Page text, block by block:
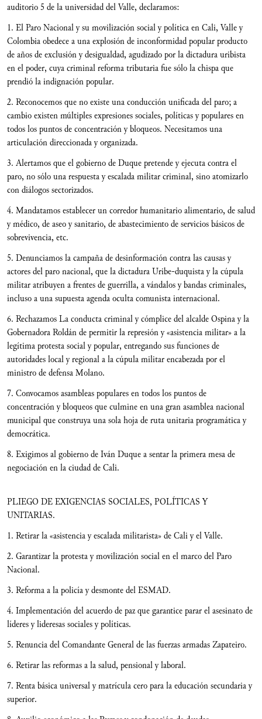
auditorio 5 de la universidad del Valle, declaramos:
1. El Paro Nacional y su movilización social y política en Cali, Valle y
Colombia obedece a una explosión de inconformidad popular producto
de años de exclusión y desigualdad, agudizado por la dictadura uribista
en el poder, cuya criminal reforma tributaria fue sólo la chispa que
prendió la indignación popular.
2. Reconocemos que no existe una conducción unificada del paro; a
cambio existen múltiples expresiones sociales, políticas y populares en
todos los puntos de concentración y bloqueos. Necesitamos una
articulación direccionada y organizada.
3. Alertamos que el gobierno de Duque pretende y ejecuta contra el
paro, no sólo una respuesta y escalada militar criminal, sino atomizarlo
con diálogos sectorizados.
4. Mandatamos establecer un corredor humanitario alimentario, de salud
y médico, de aseo y sanitario, de abastecimiento de servicios básicos de
sobrevivencia, etc.
5. Denunciamos la campaña de desinformación contra las causas y
actores del paro nacional, que la dictadura Uribe-duquista y la cúpula
militar atribuyen a frentes de guerrilla, a vándalos y bandas criminales,
incluso a una supuesta agenda oculta comunista internacional.
6. Rechazamos La conducta criminal y cómplice del alcalde Ospina y la
Gobernadora Roldán de permitir la represión y «asistencia militar» a la
legítima protesta social y popular, entregando sus funciones de
autoridades local y regional a la cúpula militar encabezada por el
ministro de defensa Molano.
7. Convocamos asambleas populares en todos los puntos de
concentración y bloqueos que culmine en una gran asamblea nacional
municipal que construya una sola hoja de ruta unitaria programática y
democrática.
8. Exigimos al gobierno de Iván Duque a sentar la primera mesa de
negociación en la ciudad de Cali.
PLIEGO DE EXIGENCIAS SOCIALES, POLÍTICAS Y
UNITARIAS.
1. Retirar la «asistencia y escalada militarista» de Cali y el Valle.
2. Garantizar la protesta y movilización social en el marco del Paro
Nacional.
3. Reforma a la policía y desmonte del ESMAD.
4. Implementación del acuerdo de paz que garantice parar el asesinato de
líderes y lideresas sociales y políticas.
5. Renuncia del Comandante General de las fuerzas armadas Zapateiro.
6. Retirar las reformas a la salud, pensional y laboral.
7. Renta básica universal y matrícula cero para la educación secundaria y
superior.